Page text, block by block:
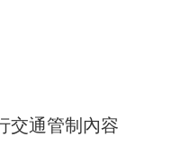
交通管制內容